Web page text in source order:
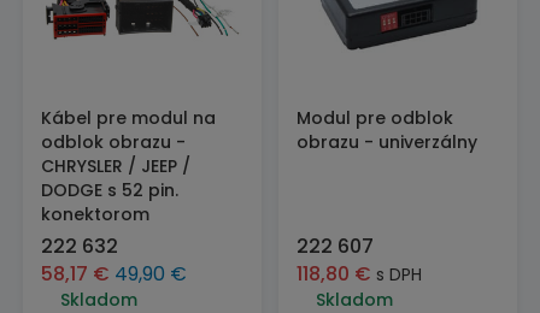
Kábel pre modul na
odblok obrazu -
CHRYSLER / JEEP /
DODGE s 52 pin.
konektorom
222 632
58,17 € 49,90 €
Skladom
Modul pre odblok
obrazu - univerzálny
222 607
118,80 € s DPH
Skladom